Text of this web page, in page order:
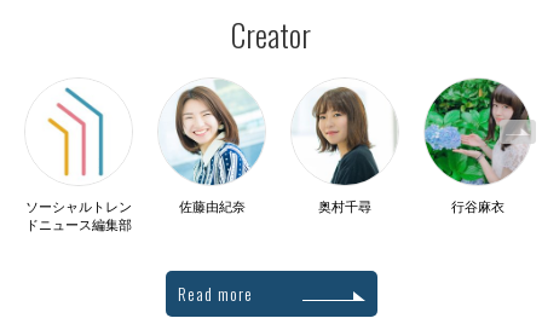
Creator
ソーシャルトレン
ドニュース編集部
佐藤由紀奈 奥村千尋 行谷麻衣
Read more